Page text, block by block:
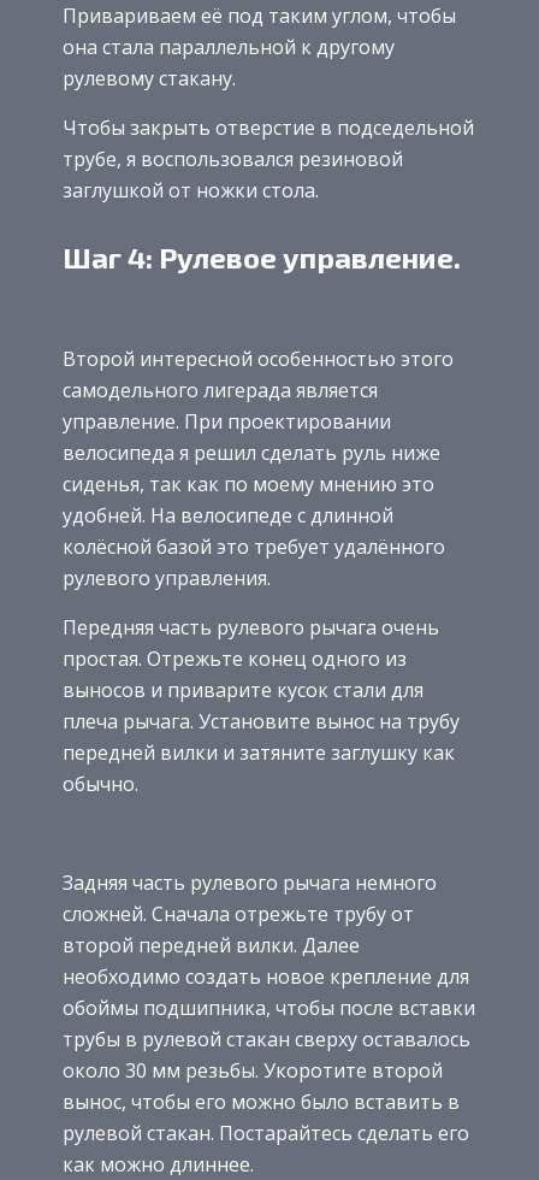
Привариваем её под таким углом, чтобы
она стала параллельной к другому
рулевому стакану.
Чтобы закрыть отверстие в подседельной
трубе, я воспользовался резиновой
заглушкой от ножки стола.
Шаг 4: Рулевое управление.
Второй интересной особенностью этого
самодельного лигерада является
управление. При проектировании
велосипеда я решил сделать руль ниже
сиденья, так как по моему мнению это
удобней. На велосипеде с длинной
колёсной базой это требует удалённого
рулевого управления.
Передняя часть рулевого рычага очень
простая. Отрежьте конец одного из
выносов и приварите кусок стали для
плеча рычага. Установите вынос на трубу
передней вилки и затяните заглушку как
обычно.
Задняя часть рулевого рычага немного
сложней. Сначала отрежьте трубу от
второй передней вилки. Далее
необходимо создать новое крепление для
обоймы подшипника, чтобы после вставки
трубы в рулевой стакан сверху оставалось
около 30 мм резьбы. Укоротите второй
вынос, чтобы его можно было вставить в
рулевой стакан. Постарайтесь сделать его
как можно длиннее.